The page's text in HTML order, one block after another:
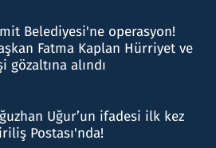
Belediyesi'ne operasyon!
Fatma Kaplan Hürriyet ve
gözaltına alındı
Uğur’un ifadesi ilk kez
Postası'nda!